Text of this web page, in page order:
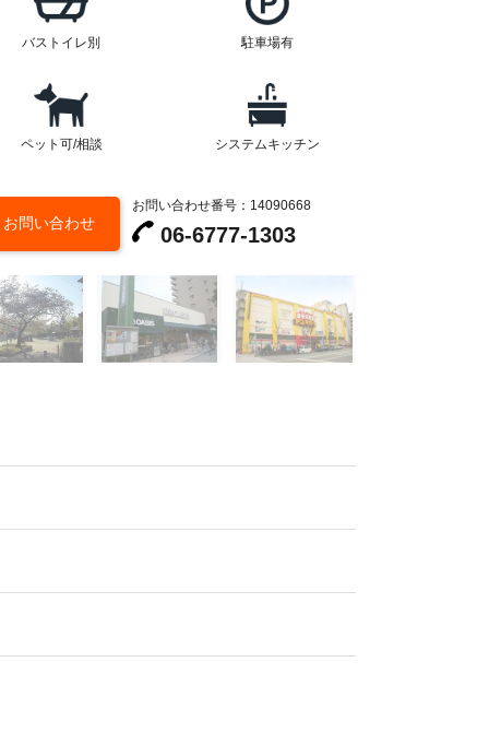
バストイレ別 駐車場有
ペット可/相談 システムキッチン
お問い合わせ
お問い合わせ番号：14090668
06-6777-1303